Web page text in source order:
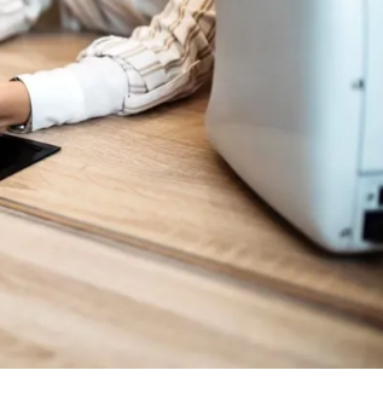
la zona céntrica y diversos
vecinos. Este proceso culminará en
miles de miembros de la iglesia a
acuerdo con lo registrado en años
detonante de "cataratas de